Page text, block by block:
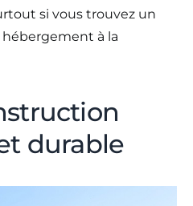
si vous trouvez un
à la
durable